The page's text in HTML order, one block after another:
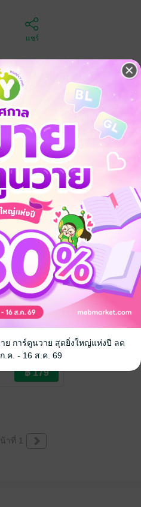
แชร์
รัก เล่ม 1
)
NEXT
าที่ 1
ย การ์ตูนวาย สุดยิ่งใหญ่แห่งปี ลด
.ค. - 16 ส.ค. 69